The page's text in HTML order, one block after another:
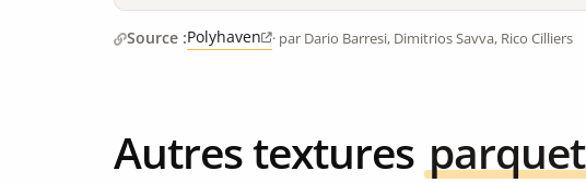
Source :Polyhaven · par Dario Barresi, Dimitrios Savva, Rico Cilliers
Autres textures parquet